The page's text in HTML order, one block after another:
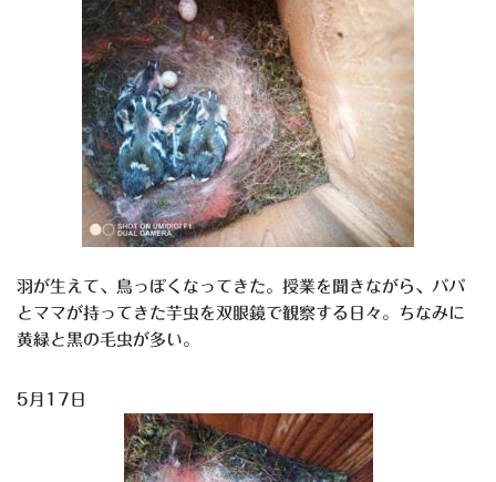
羽が生えて、鳥っぽくなってきた。授業を聞きながら、パパ
とママが持ってきた芋虫を双眼鏡で観察する日々。ちなみに
黄緑と黒の毛虫が多い。
5月17日